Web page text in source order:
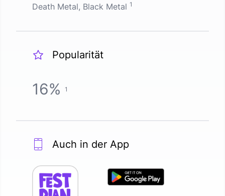
Death Metal, Black Metal 1
Popularität
16% 1
Auch in der App